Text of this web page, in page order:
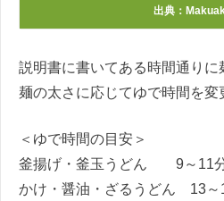
出典：
説明書に書いてある時間通りに
麺の太さに応じてゆで時間を変
＜ゆで時間の目安＞
釜揚げ・釜玉うどん 9～11
かけ・醤油・ざるうどん 13～